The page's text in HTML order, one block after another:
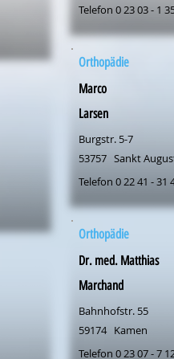
Telefon 0 23 03 - 1
Orthopädie
Marco
Larsen
Burgstr. 5-7
53757 Sankt
Telefon 0 22 41 - 31
Orthopädie
Dr. med. Matthias
Marchand
Bahnhofstr. 55
59174 Kamen
Telefon 0 23 07 - 7